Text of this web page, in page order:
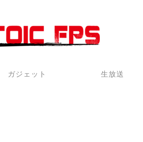
ガジェット 生放送